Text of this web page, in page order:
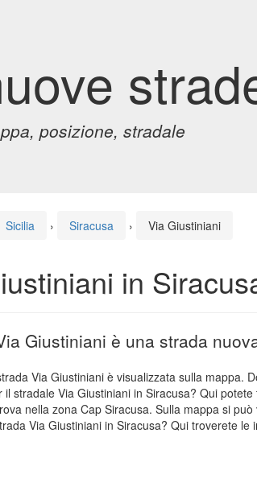
posizione, stradale
Sicilia › Siracusa › Via Giustiniani
in
Giustiniani è una strada
Via Giustiniani è visualizzata sulla mappa.
il stradale Via Giustiniani in Siracusa? Qui
nella zona Cap Siracusa. Sulla mappa si
Via Giustiniani in Siracusa? Qui troverete le